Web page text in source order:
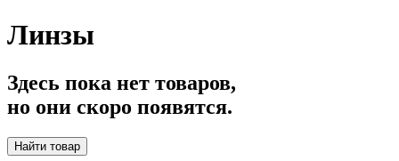
Линзы
Здесь пока нет товаров,
но они скоро появятся.
Найти товар